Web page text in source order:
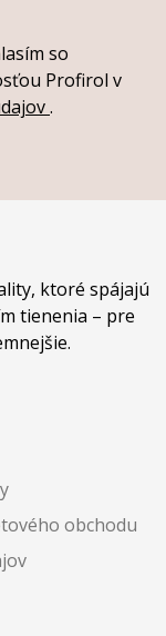
so
Profirol v
.
ktoré spájajú
tienenia – pre
obchodu